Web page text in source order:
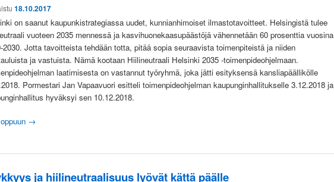
18.10.2017
on saanut kaupunkistrategiassa uudet, kunnianhimoiset ilmastotavoitteet. Helsingistä tulee
vuoteen 2035 mennessä ja kasvihuonekaasupäästöjä vähennetään 60 prosenttia vuosina
2030. Jotta tavoitteista tehdään totta, pitää sopia seuraavista toimenpiteistä ja niiden
ja vastuista. Nämä kootaan Hiilineutraali Helsinki 2035 -toimenpideohjelmaan.
laatimisesta on vastannut työryhmä, joka jätti esityksensä kansliapäällikölle
Pormestari Jan Vapaavuori esitteli toimenpideohjelman kaupunginhallitukselle 3.12.2018 ja
hyväksyi sen 10.12.2018.
→
ja hiilineutraalisuus lyövät kättä päälle